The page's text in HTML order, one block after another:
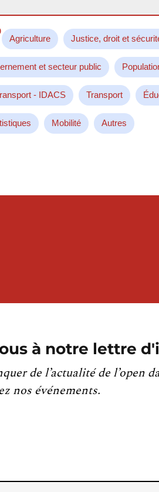
Agriculture Justice, droit et
et secteur public
- IDACS Transport
Mobilité Autres
à notre lettre
de l’actualité de l’open
nos événements.